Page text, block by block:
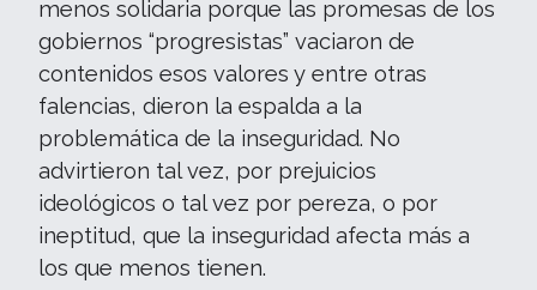
menos solidaria porque las promesas de los
gobiernos “progresistas” vaciaron de
contenidos esos valores y entre otras
falencias, dieron la espalda a la
problemática de la inseguridad. No
advirtieron tal vez, por prejuicios
ideológicos o tal vez por pereza, o por
ineptitud, que la inseguridad afecta más a
los que menos tienen.